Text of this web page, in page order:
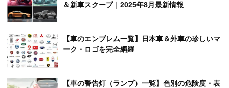
＆新車スクープ｜2025年8月最新情報
【車のエンブレム一覧】日本車＆外車の珍しいマ
ーク・ロゴを完全網羅
【車の警告灯（ランプ）一覧】色別の危険度・表